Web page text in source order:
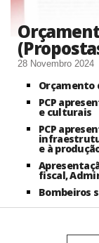
28 Novembro 2024
Orçamento
PCP
e culturais
PCP
e à
fiscal,
Bombeiros